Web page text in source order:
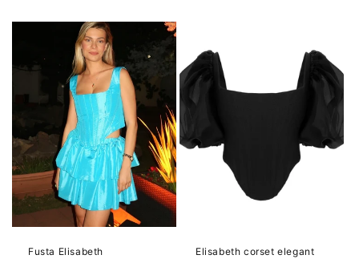
Fusta Elisabeth
Elisabeth corset elegant